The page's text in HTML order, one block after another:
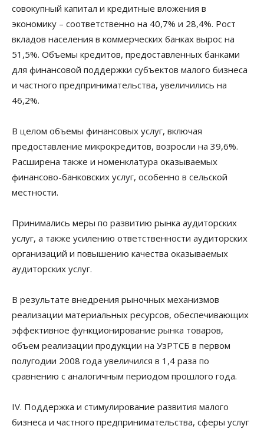
совокупный капитал и кредитные вложения в
экономику – соответственно на 40,7% и 28,4%. Рост
вкладов населения в коммерческих банках вырос на
51,5%. Объемы кредитов, предоставленных банками
для финансовой поддержки субъектов малого бизнеса
и частного предпринимательства, увеличились на
46,2%.
В целом объемы финансовых услуг, включая
предоставление микрокредитов, возросли на 39,6%.
Расширена также и номенклатура оказываемых
финансово-банковских услуг, особенно в сельской
местности.
Принимались меры по развитию рынка аудиторских
услуг, а также усилению ответственности аудиторских
организаций и повышению качества оказываемых
аудиторских услуг.
В результате внедрения рыночных механизмов
реализации материальных ресурсов, обеспечивающих
эффективное функционирование рынка товаров,
объем реализации продукции на УзРТСБ в первом
полугодии 2008 года увеличился в 1,4 раза по
сравнению с аналогичным периодом прошлого года.
IV. Поддержка и стимулирование развития малого
бизнеса и частного предпринимательства, сферы услуг